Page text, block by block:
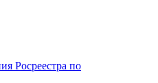
Росреестра по